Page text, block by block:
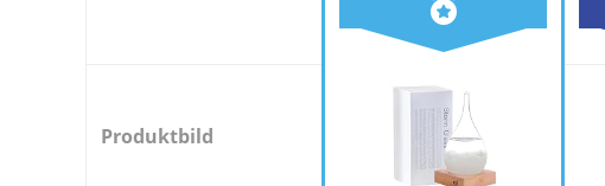
Produktbild